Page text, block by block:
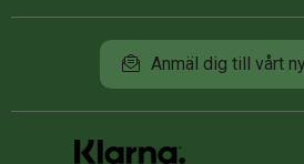
Anmäl dig till vårt